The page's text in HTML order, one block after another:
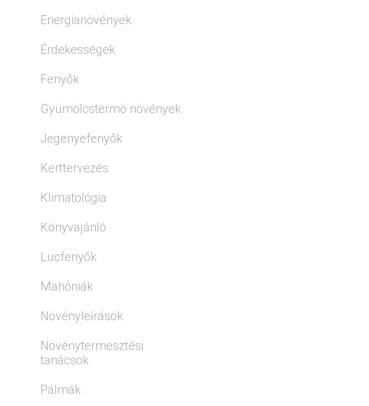
Energianövények
Érdekességek
Fenyők
Gyümölcstermö növények
Jegenyefenyők
Kerttervezés
Klimatológia
Könyvajánló
Lucfenyők
Mahóniák
Növényleírások
Növénytermesztési
tanácsok
Pálmák